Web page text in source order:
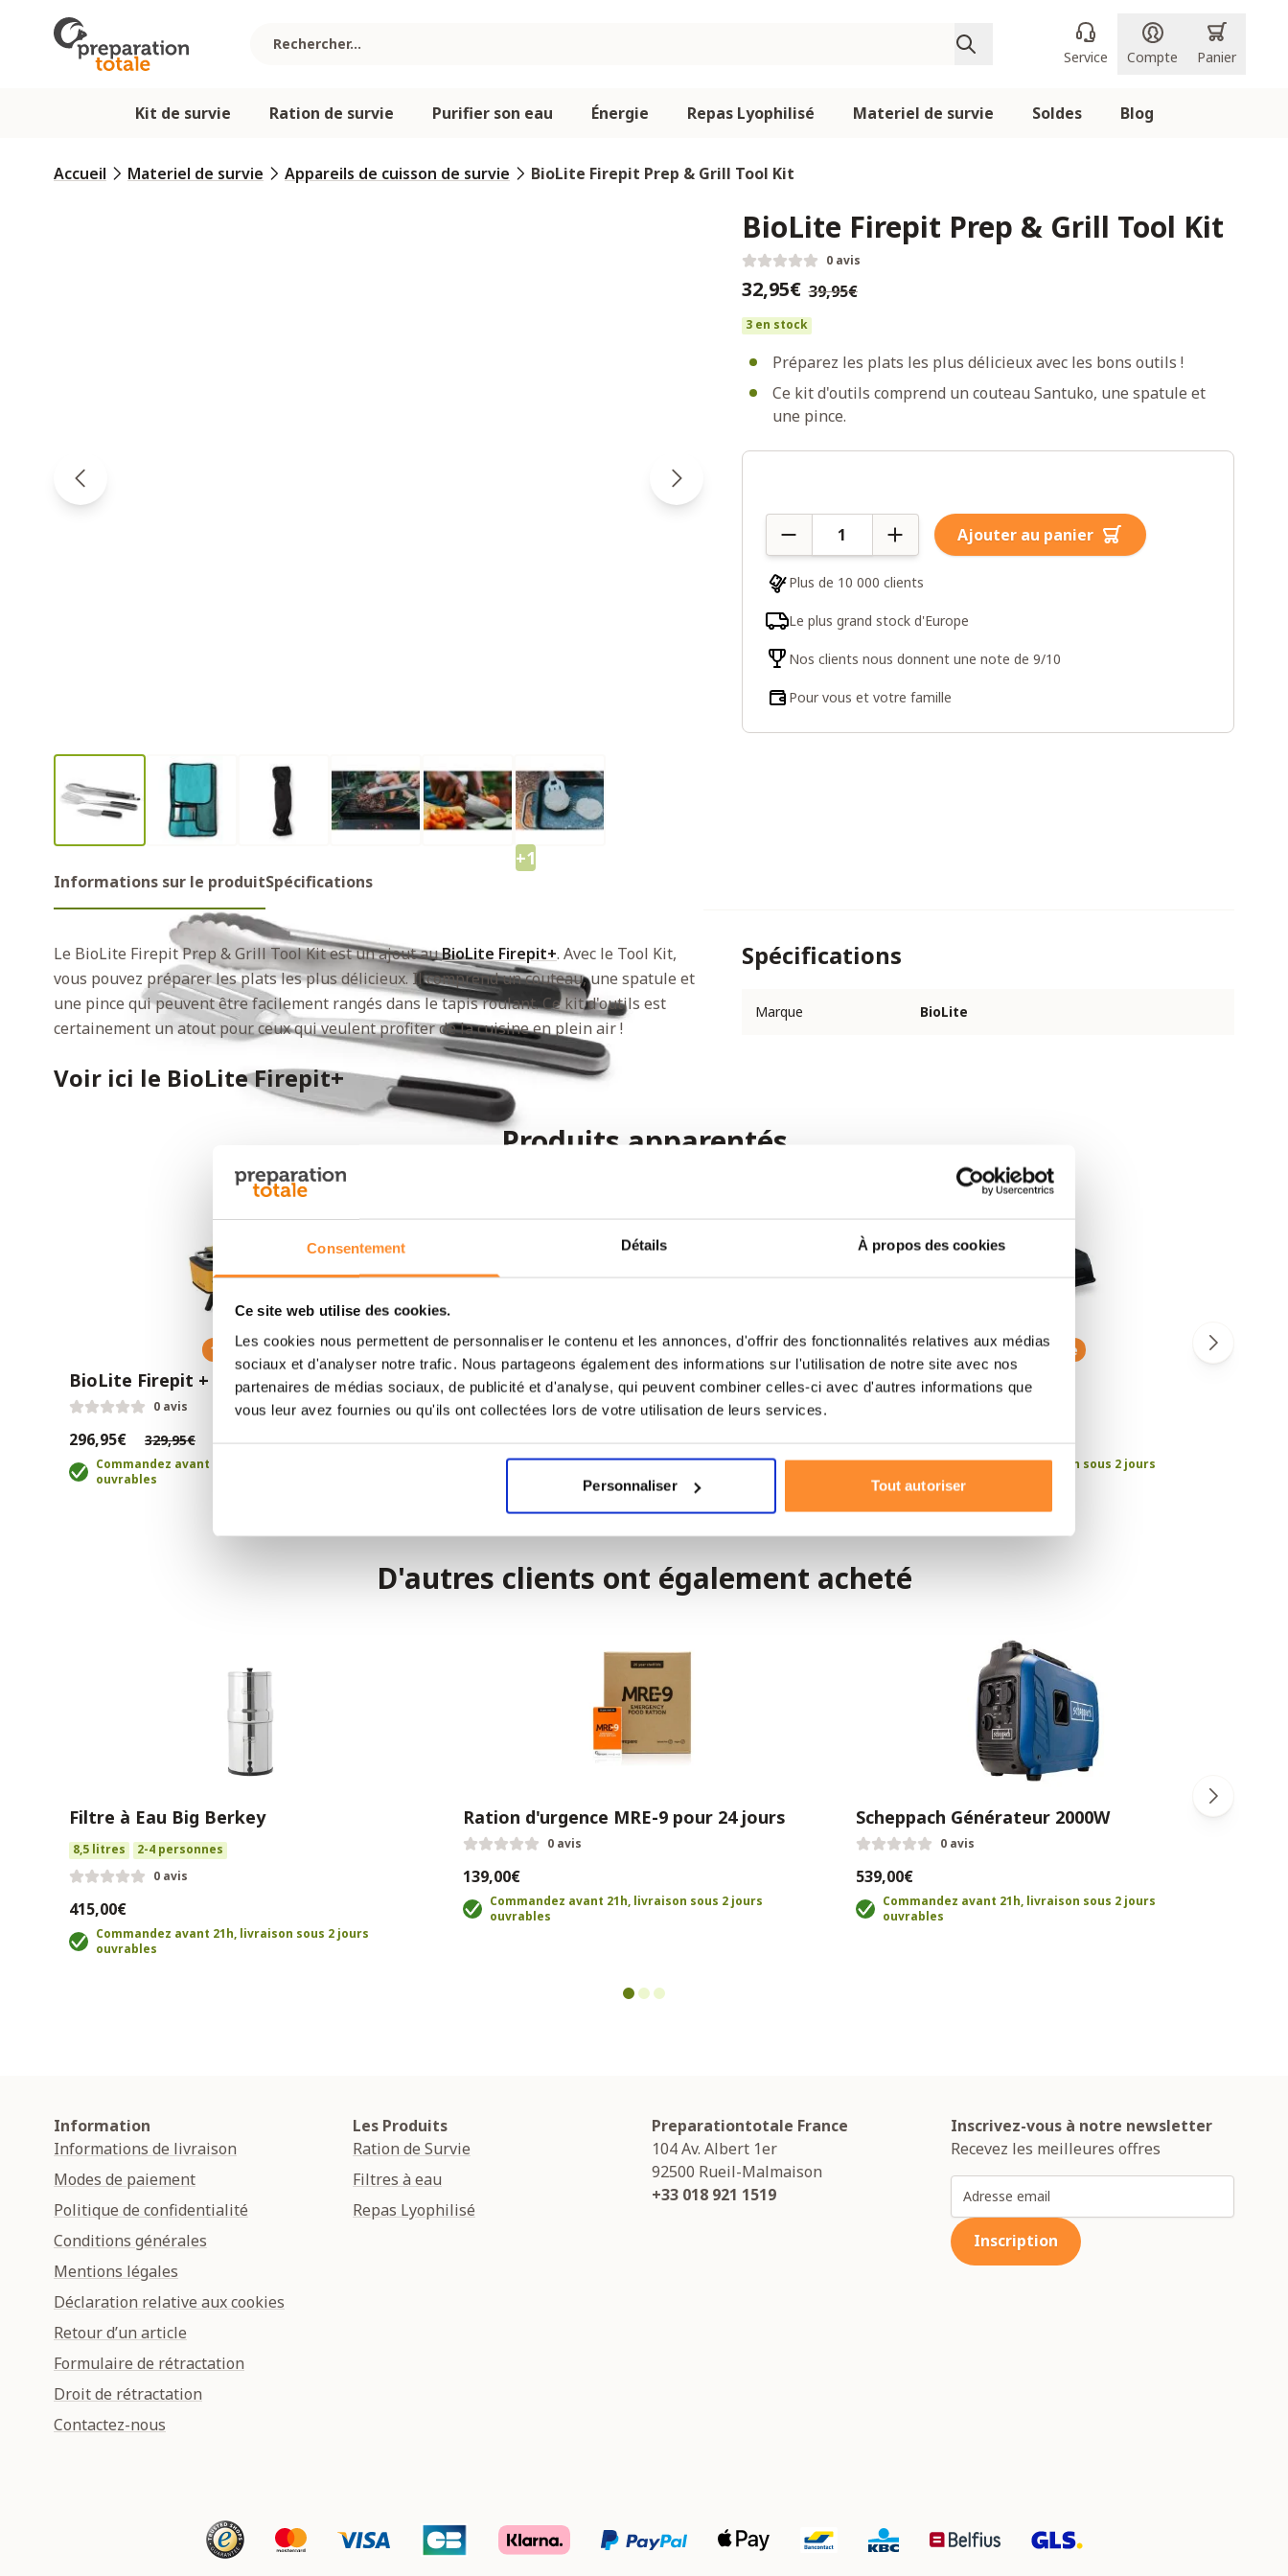
Consentement Détails À propos des cookies
Ce site web utilise des cookies.
Les cookies nous permettent de personnaliser le contenu et les annonces, d'offrir des fonctionnalités relatives aux médias
sociaux et d'analyser notre trafic. Nous partageons également des informations sur l'utilisation de notre site avec nos
partenaires de médias sociaux, de publicité et d'analyse, qui peuvent combiner celles-ci avec d'autres informations que
vous leur avez fournies ou qu'ils ont collectées lors de votre utilisation de leurs services.
Personnaliser Tout autoriser
Kit de survie Ration de survie Purifier son eau Énergie Repas Lyophilisé Materiel de survie Soldes Blog
Service Compte Panier
Accueil Materiel de survie Appareils de cuisson de survie BioLite Firepit Prep & Grill Tool Kit
+1
BioLite Firepit Prep & Grill Tool Kit
0 avis
32,95€ 39,95€
3 en stock
Préparez les plats les plus délicieux avec les bons outils !
Ce kit d'outils comprend un couteau Santuko, une spatule et
une pince.
Ajouter au panier
Plus de 10 000 clients
Le plus grand stock d'Europe
Nos clients nous donnent une note de 9/10
Pour vous et votre famille
Informations sur le produitSpécifications
Le BioLite Firepit Prep & Grill Tool Kit est un ajout auBioLite Firepit+. Avec le Tool Kit,
vous pouvez préparer les plats les plus délicieux. Il comprend un couteau, une spatule et
une pince qui peuvent être facilement rangés dans le tapis roulant. Ce kit d'outils est
certainement un atout pour ceux qui veulent profiter de la cuisine en plein air !
Voir ici le BioLite Firepit+
Spécifications
Marque BioLite
Produits apparentés
10% remise
BioLite Firepit +
0 avis
296,95€ 329,95€
Commandez avant 21h, livraison sous 2 jours
ouvrables
10% remise
Sac de transport BioLite Firepit
0 avis
53,95€ 59,95€
Commandez avant 21h, livraison sous 2 jours
10% remise
BioLite Firepit Grid Lid
80,95€ 89,95€
Commandez avant 21h, livraison sous 2 jours
ouvrables
D'autres clients ont également acheté
Filtre à Eau Big Berkey
8,5 litres
2-4 personnes
0 avis
415,00€
Commandez avant 21h, livraison sous 2 jours
ouvrables
Ration d'urgence MRE-9 pour 24 jours
0 avis
139,00€
Commandez avant 21h, livraison sous 2 jours
ouvrables
Scheppach Générateur 2000W
0 avis
539,00€
Commandez avant 21h, livraison sous 2 jours
ouvrables
Information
Informations de livraison
Modes de paiement
Politique de confidentialité
Conditions générales
Mentions légales
Déclaration relative aux cookies
Retour d’un article
Formulaire de rétractation
Droit de rétractation
Contactez-nous
Les Produits
Ration de Survie
Filtres à eau
Repas Lyophilisé
Preparationtotale France
104 Av. Albert 1er
92500 Rueil-Malmaison
+33 018 921 1519
Inscrivez-vous à notre newsletter
Recevez les meilleures offres
Adresse email
Inscription